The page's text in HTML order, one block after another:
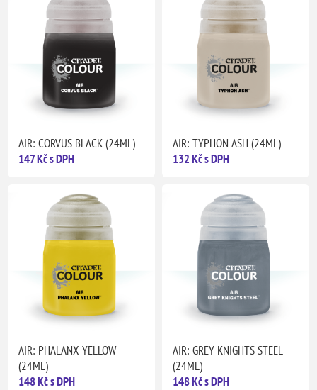
AIR: CORVUS BLACK (24ML)
147 Kč s DPH
AIR: TYPHON ASH (24ML)
132 Kč s DPH
AIR: PHALANX YELLOW
(24ML)
148 Kč s DPH
AIR: GREY KNIGHTS STEEL
(24ML)
148 Kč s DPH